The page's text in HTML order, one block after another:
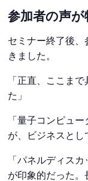
参加者の声
セミナー終了後
きました。
「正直、ここま
た」
「量子コンピュ
が、ビジネスとし
「パネルディス
が印象的だった。